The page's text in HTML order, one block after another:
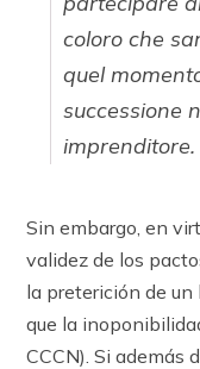
coloro che
quel
successione
imprenditore.
Sin embargo, en
validez de los
la preterición de
que la
CCCN). Si además